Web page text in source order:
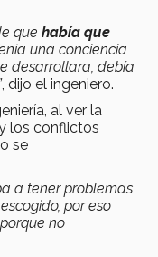
que había que
una conciencia
desarrollara, debía
, dijo el ingeniero.
al ver la
los conflictos
se
a tener problemas
por eso
no